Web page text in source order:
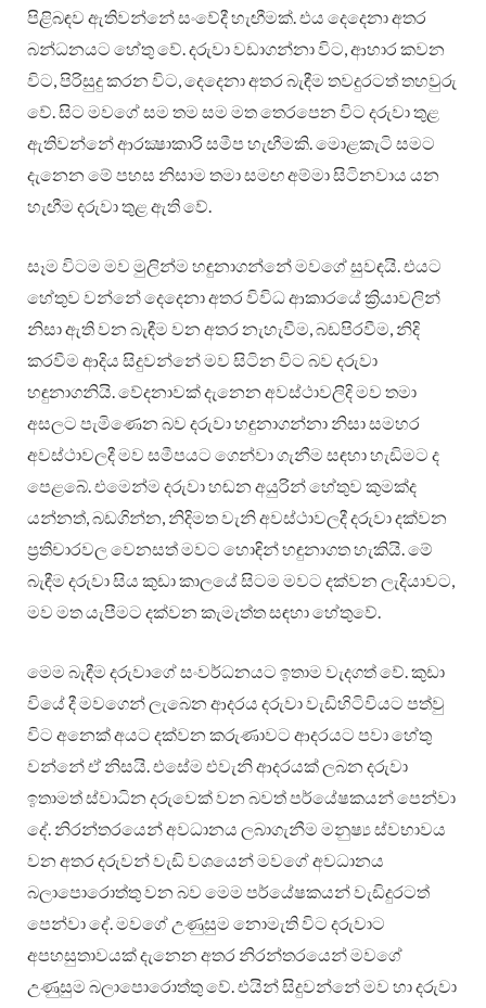
පිළිබඳව ඇතිවන්නේ සංවේදී හැඟීමක්. එය දෙදෙනා අතර
බන්ධනයට හේතු වේ. දරුවා වඩාගන්නා විට, ආහාර කවන
විට, පිරිසුදු කරන විට, දෙදෙනා අතර බැඳීම තවදුරටත් තහවුරු
වේ. සිට මවගේ සම තම සම මත තෙරපෙන විට දරුවා තුළ
ඇතිවන්නේ ආරක්‍ෂාකාරි සමීප හැඟීමකි. මොළකැටි සමට
දැනෙන මේ පහස නිසාම තමා සමඟ අම්මා සිටිනවාය යන
හැඟීම දරුවා තුළ ඇති වේ.
සෑම විටම මව මුලින්ම හඳුනාගන්නේ මවගේ සුවඳයි. එයට
හේතුව වන්නේ දෙදෙනා අතර විවිධ ආකාරයේ ක්‍රියාවලින්
නිසා ඇති වන බැඳීම වන අතර නැහැවීම, බඩපිරවීම, නිදි
කරවීම ආදිය සිදුවන්නේ මව සිටින විට බව දරුවා
හඳුනාගනියි. වේදනාවක් දැනෙන අවස්ථාවලිදි මව තමා
අසලට පැමිණෙන බව දරුවා හඳුනාගන්නා නිසා සමහර
අවස්ථාවලදී මව සමීපයට ගෙන්වා ගැනීම සඳහා හැඩිමට ද
පෙළබේ. එමෙන්ම දරුවා හඬන අයුරින් හේතුව කුමක්ද
යන්නත්, බඩගින්න, නිදිමත වැනි අවස්ථාවලදී දරුවා දක්වන
ප්‍රතිචාරවල වෙනසත් මවට හොඳින් හඳුනාගත හැකියි. මේ
බැඳීම දරුවා සිය කුඩා කාලයේ සිටම මවට දක්වන ලැදියාවට,
මව මත යැපීමට දක්වන කැමැත්ත සඳහා හේතුවේ.
මෙම බැඳීම දරුවාගේ සංවර්ධනයට ඉතාම වැදගත් වේ. කුඩා
වියේ දී මවගෙන් ලැබෙන ආදරය දරුවා වැඩිහිටිවියට පත්වු
විට අනෙක් අයට දක්වන කරුණාවට ආදරයට පවා හේතු
වන්නේ ඒ නිසයි. එසේම එවැනි ආදරයක් ලබන දරුවා
ඉතාමත් ස්වාධින දරුවෙක් වන බවත් පර්යේෂකයන් පෙන්වා
දේ. නිරන්තරයෙන් අවධානය ලබාගැනීම මනුෂ්‍ය ස්වභාවය
වන අතර දරුවන් වැඩි වශයෙන් මවගේ අවධානය
බලාපොරොත්තු වන බව මෙම පර්යේෂකයන් වැඩිදුරටත්
පෙන්වා දේ. මවගේ උණුසුම නොමැති විට දරුවාට
අපහසුතාවයක් දැනෙන අතර නිරන්තරයෙන් මවගේ
උණුසුම බලාපොරොත්තු වේ. එයින් සිදුවන්නේ මව හා දරුවා